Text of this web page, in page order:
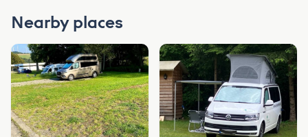
Nearby places